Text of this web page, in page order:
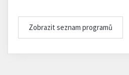
Zobrazit seznam programů